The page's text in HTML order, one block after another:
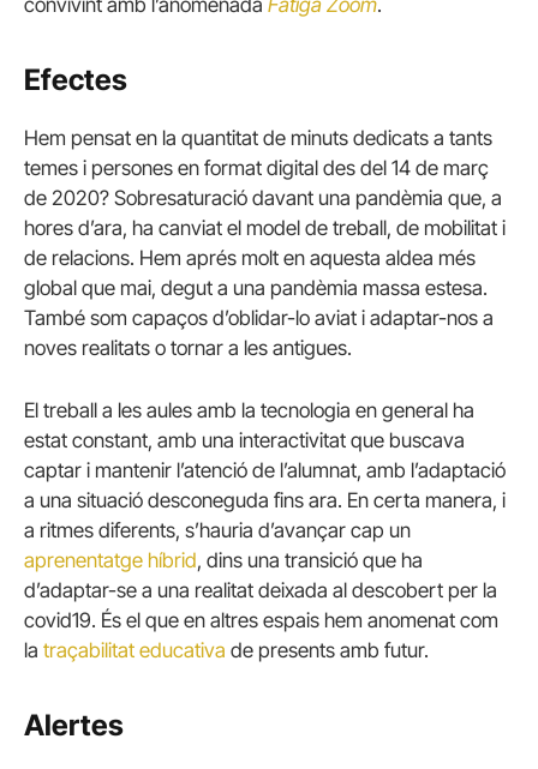
convivint amb l’anomenada Fatiga Zoom.
Efectes
Hem pensat en la quantitat de minuts dedicats a tants
temes i persones en format digital des del 14 de març
de 2020? Sobresaturació davant una pandèmia que, a
hores d’ara, ha canviat el model de treball, de mobilitat i
de relacions. Hem aprés molt en aquesta aldea més
global que mai, degut a una pandèmia massa estesa.
També som capaços d’oblidar-lo aviat i adaptar-nos a
noves realitats o tornar a les antigues.
El treball a les aules amb la tecnologia en general ha
estat constant, amb una interactivitat que buscava
captar i mantenir l’atenció de l’alumnat, amb l’adaptació
a una situació desconeguda fins ara. En certa manera, i
a ritmes diferents, s’hauria d’avançar cap un
aprenentatge híbrid, dins una transició que ha
d’adaptar-se a una realitat deixada al descobert per la
covid19. És el que en altres espais hem anomenat com
la traçabilitat educativa de presents amb futur.
Alertes